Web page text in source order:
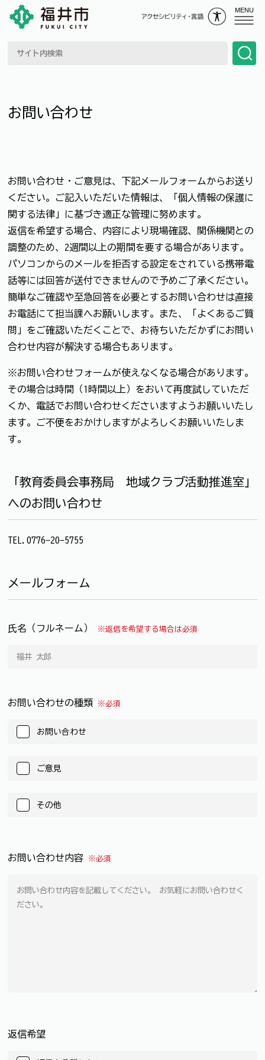
MENU
お問い合わせ
お問い合わせ・ご意見は、下記メールフォームからお送り
ください。ご記入いただいた情報は、「個人情報の保護に
関する法律」に基づき適正な管理に努めます。
返信を希望する場合、内容により現場確認、関係機関との
調整のため、2週間以上の期間を要する場合があります。
パソコンからのメールを拒否する設定をされている携帯電
話等には回答が送付できませんので予めご了承ください。
簡単なご確認や至急回答を必要とするお問い合わせは直接
お電話にて担当課へお願いします。また、「よくあるご質
問」をご確認いただくことで、お待ちいただかずにお問い
合わせ内容が解決する場合もあります。
※お問い合わせフォームが使えなくなる場合があります。
その場合は時間（1時間以上）をおいて再度試していただ
くか、電話でお問い合わせくださいますようお願いいたし
ます。ご不便をおかけしますがよろしくお願いいたしま
す。
「教育委員会事務局 地域クラブ活動推進室」
へのお問い合わせ
TEL.0776-20-5755
メールフォーム
氏名（フルネーム） ※返信を希望する場合は必須
お問い合わせの種類 ※必須
お問い合わせ
ご意見
その他
お問い合わせ内容 ※必須
返信希望